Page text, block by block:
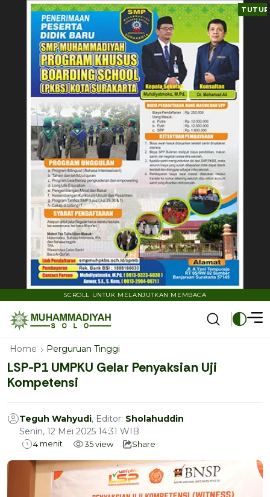
TUTUP
SCROLL UNTUK MELANJUTKAN MEMBACA
Home Perguruan Tinggi
LSP-P1 UMPKU Gelar Penyaksian Uji
Kompetensi
Teguh Wahyudi, Editor: Sholahuddin
Senin, 12 Mei 2025 14:31 WIB
4 menit 35view Share